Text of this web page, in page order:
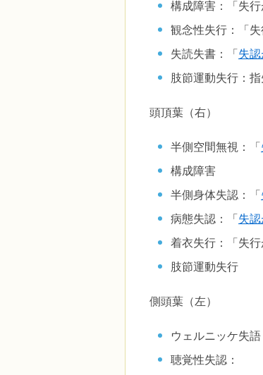
構成障害：「失
観念性失行：「
失読失書：「 失
肢節運動失行：
頭頂葉（右）
半側空間無視：「
構成障害
半側身体失認：「
病態失認：「 失
着衣失行：「失
肢節運動失行
側頭葉（左）
ウェルニッケ失語
聴覚性失認：